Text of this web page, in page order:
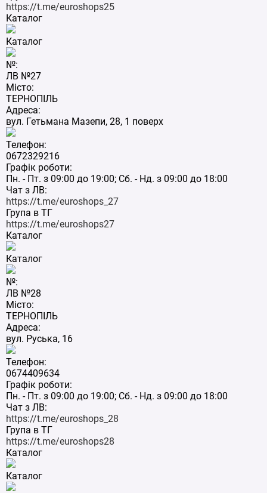
https://t.me/euroshops25
Каталог
Каталог
№:
ЛВ №27
Місто:
ТЕРНОПІЛЬ
Адреса:
вул. Гетьмана Мазепи, 28, 1 поверх
Телефон:
0672329216
Графік роботи:
Пн. - Пт. з 09:00 до 19:00; Сб. - Нд. з 09:00 до 18:00
Чат з ЛВ:
https://t.me/euroshops_27
Група в ТГ
https://t.me/euroshops27
Каталог
Каталог
№:
ЛВ №28
Місто:
ТЕРНОПІЛЬ
Адреса:
вул. Руська, 16
Телефон:
0674409634
Графік роботи:
Пн. - Пт. з 09:00 до 19:00; Сб. - Нд. з 09:00 до 18:00
Чат з ЛВ:
https://t.me/euroshops_28
Група в ТГ
https://t.me/euroshops28
Каталог
Каталог